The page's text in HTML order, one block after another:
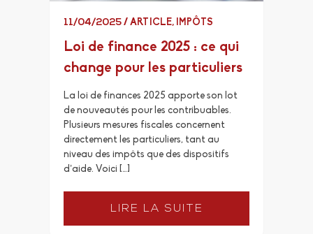
11/04/2025 / ARTICLE, IMPÔTS
Loi de finance 2025 : ce qui
change pour les particuliers
La loi de finances 2025 apporte son lot
de nouveautés pour les contribuables.
Plusieurs mesures fiscales concernent
directement les particuliers, tant au
niveau des impôts que des dispositifs
d’aide. Voici […]
LIRE LA SUITE